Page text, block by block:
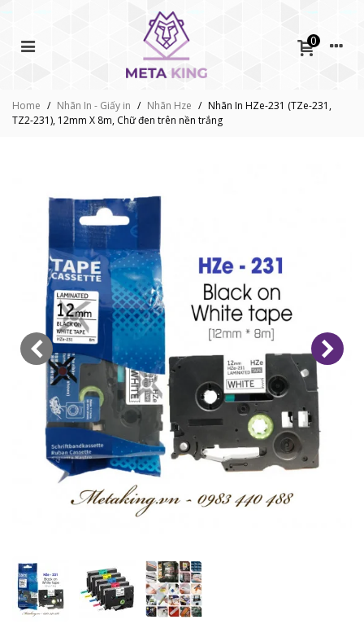
0
Home / Nhãn In - Giấy in / Nhãn Hze / Nhãn In HZe-231 (TZe-231,
TZ2-231), 12mm X 8m, Chữ đen trên nền trắng